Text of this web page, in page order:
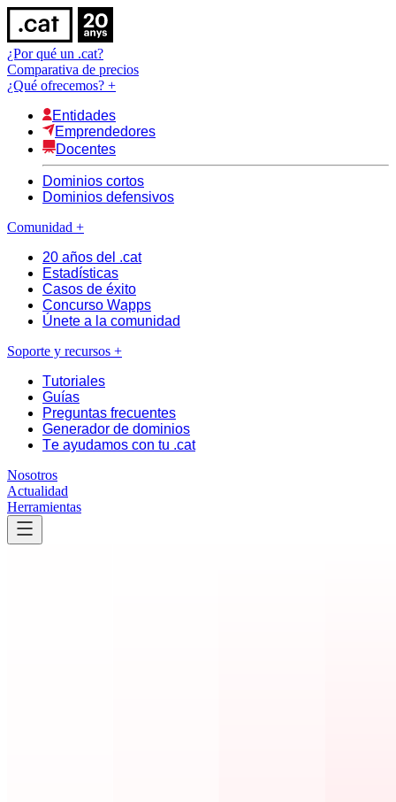
¿Por qué un .cat?
Comparativa de precios
¿Qué ofrecemos? +
Entidades
Emprendedores
Docentes
Dominios cortos
Dominios defensivos
Comunidad +
20 años del .cat
Estadísticas
Casos de éxito
Concurso Wapps
Únete a la comunidad
Soporte y recursos +
Tutoriales
Guías
Preguntas frecuentes
Generador de dominios
Te ayudamos con tu .cat
Nosotros
Actualidad
Herramientas